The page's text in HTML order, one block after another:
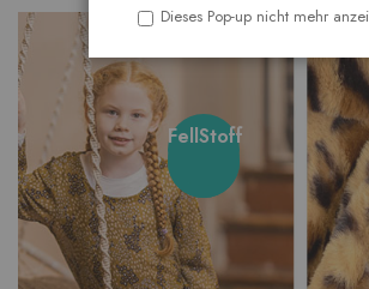
unsere
FellStoff
Dieses Pop-up nicht mehr